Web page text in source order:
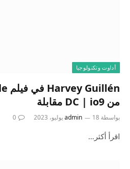
أداوت وتكنولوجيا
من DC | io9 مقابلة
بواسطة admin 18 يوليو، 2023 0
اقرأ أكثر…